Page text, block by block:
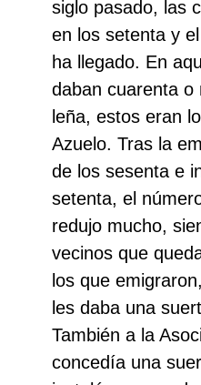
siglo pasado, las
en los setenta y
ha llegado. En
daban cuarenta o
leña, estos eran
Azuelo. Tras la
de los sesenta e
setenta, el
redujo mucho,
vecinos que
los que
les daba una
También a la
concedía una